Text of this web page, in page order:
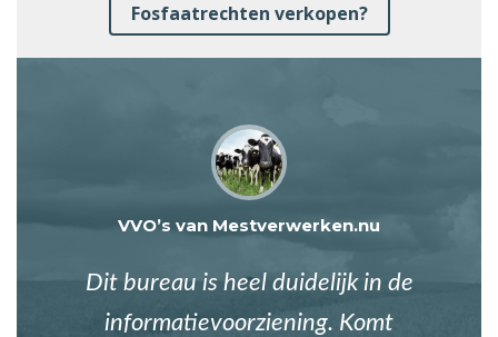
Fosfaatrechten verkopen?
VVO’s van Mestverwerken.nu
Dit bureau is heel duidelijk in de
informatievoorziening. Komt